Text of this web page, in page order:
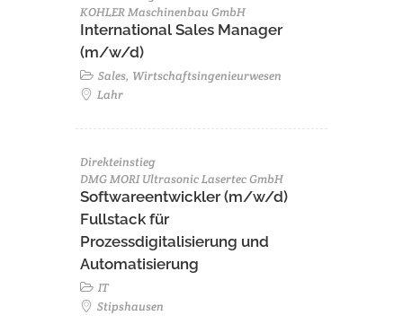
KOHLER Maschinenbau GmbH
International Sales Manager
(m/w/d)
Sales, Wirtschaftsingenieurwesen
Lahr
Direkteinstieg
DMG MORI Ultrasonic Lasertec GmbH
Softwareentwickler (m/w/d)
Fullstack für
Prozessdigitalisierung und
Automatisierung
IT
Stipshausen